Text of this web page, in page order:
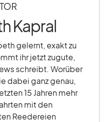
Kapral
gelernt, exakt zu
ihr jetzt zugute,
schreibt. Worüber
dabei ganz genau,
15 Jahren mehr
mit den
Reedereien